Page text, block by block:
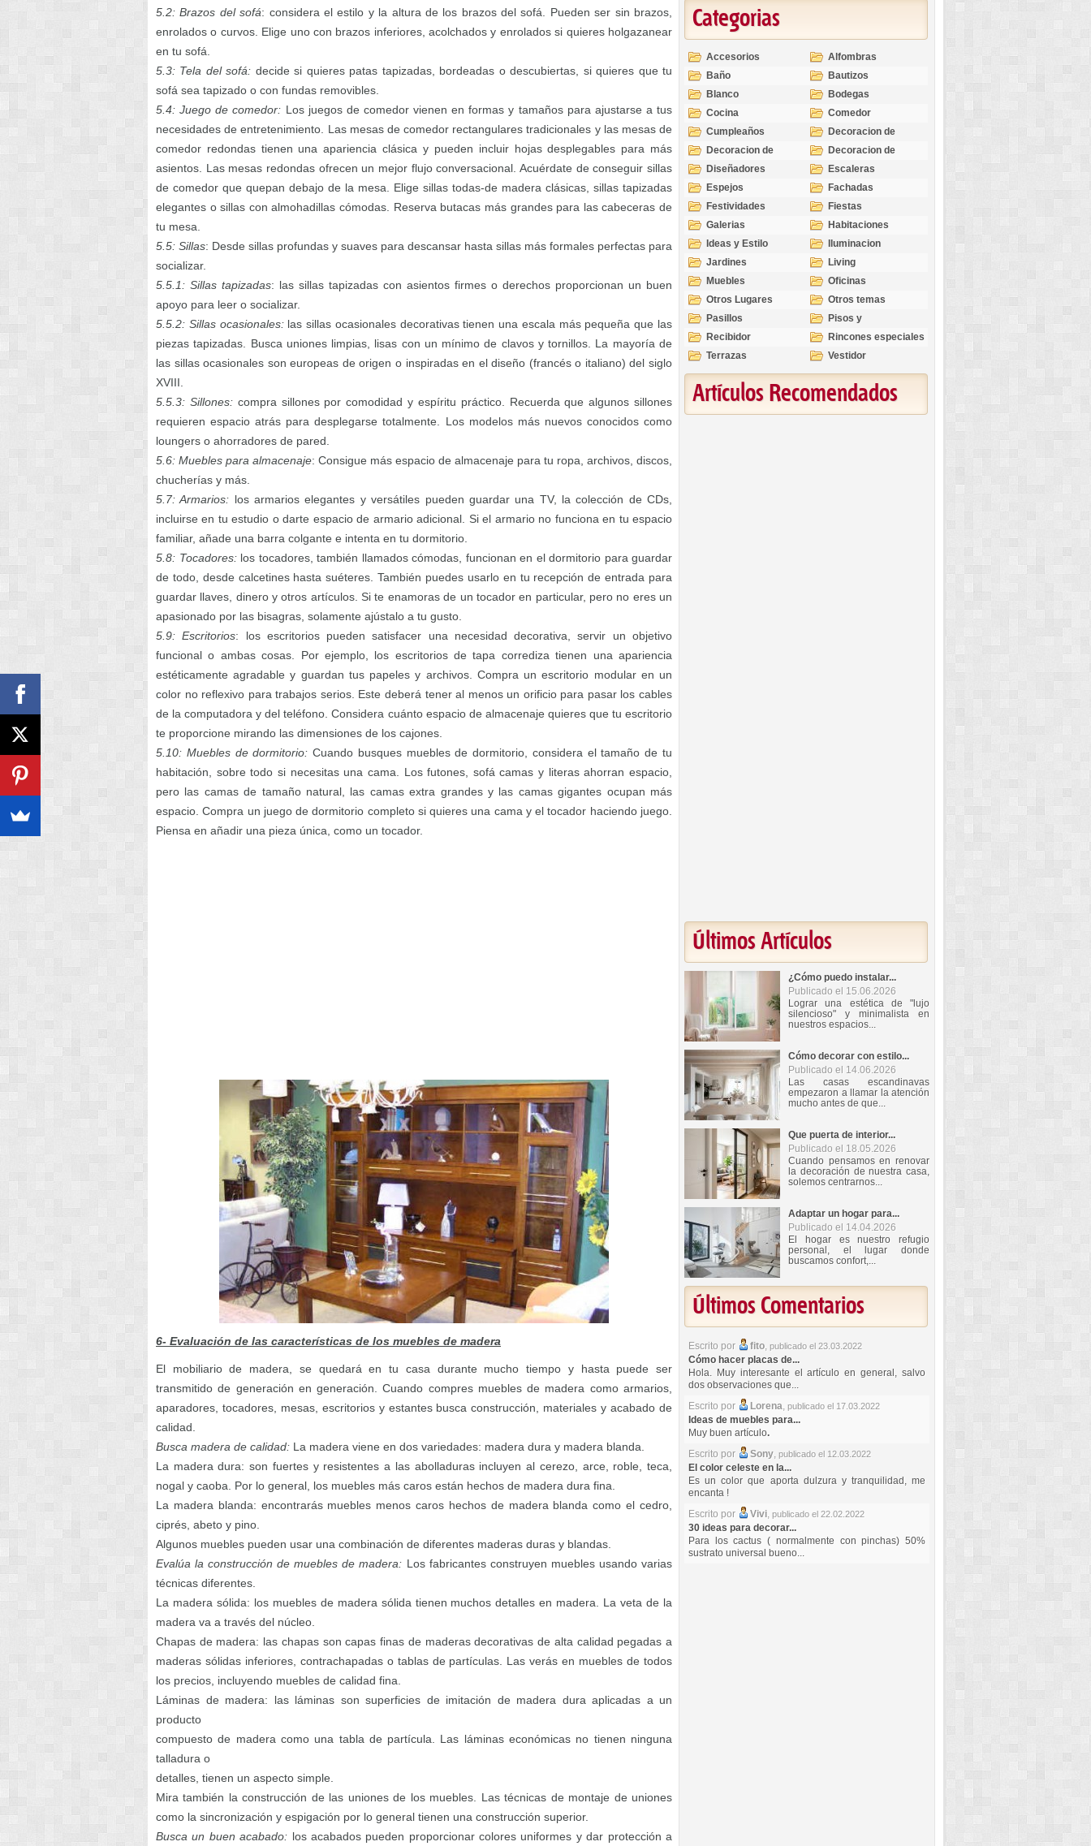
5.2: Brazos del sofá: considera el estilo y la altura de los brazos del sofá. Pueden ser sin brazos,
enrolados o curvos. Elige uno con brazos inferiores, acolchados y enrolados si quieres holgazanear
en tu sofá.
5.3: Tela del sofá: decide si quieres patas tapizadas, bordeadas o descubiertas, si quieres que tu
sofá sea tapizado o con fundas removibles.
5.4: Juego de comedor: Los juegos de comedor vienen en formas y tamaños para ajustarse a tus
necesidades de entretenimiento. Las mesas de comedor rectangulares tradicionales y las mesas de
comedor redondas tienen una apariencia clásica y pueden incluir hojas desplegables para más
asientos. Las mesas redondas ofrecen un mejor flujo conversacional. Acuérdate de conseguir sillas
de comedor que quepan debajo de la mesa. Elige sillas todas-de madera clásicas, sillas tapizadas
elegantes o sillas con almohadillas cómodas. Reserva butacas más grandes para las cabeceras de
tu mesa.
5.5: Sillas: Desde sillas profundas y suaves para descansar hasta sillas más formales perfectas para
socializar.
5.5.1: Sillas tapizadas: las sillas tapizadas con asientos firmes o derechos proporcionan un buen
apoyo para leer o socializar.
5.5.2: Sillas ocasionales:las sillas ocasionales decorativas tienen una escala más pequeña que las
piezas tapizadas. Busca uniones limpias, lisas con un mínimo de clavos y tornillos. La mayoría de
las sillas ocasionales son europeas de origen o inspiradas en el diseño (francés o italiano) del siglo
XVIII.
5.5.3: Sillones:compra sillones por comodidad y espíritu práctico. Recuerda que algunos sillones
requieren espacio atrás para desplegarse totalmente. Los modelos más nuevos conocidos como
loungers o ahorradores de pared.
5.6: Muebles para almacenaje: Consigue más espacio de almacenaje para tu ropa, archivos, discos,
chucherías y más.
5.7: Armarios: los armarios elegantes y versátiles pueden guardar una TV, la colección de CDs,
incluirse en tu estudio o darte espacio de armario adicional. Si el armario no funciona en tu espacio
familiar, añade una barra colgante e intenta en tu dormitorio.
5.8: Tocadores: los tocadores, también llamados cómodas, funcionan en el dormitorio para guardar
de todo, desde calcetines hasta suéteres. También puedes usarlo en tu recepción de entrada para
guardar llaves, dinero y otros artículos. Si te enamoras de un tocador en particular, pero no eres un
apasionado por las bisagras, solamente ajústalo a tu gusto.
5.9: Escritorios: los escritorios pueden satisfacer una necesidad decorativa, servir un objetivo
funcional o ambas cosas. Por ejemplo, los escritorios de tapa corrediza tienen una apariencia
estéticamente agradable y guardan tus papeles y archivos. Compra un escritorio modular en un
color no reflexivo para trabajos serios. Este deberá tener al menos un orificio para pasar los cables
de la computadora y del teléfono. Considera cuánto espacio de almacenaje quieres que tu escritorio
te proporcione mirando las dimensiones de los cajones.
5.10: Muebles de dormitorio: Cuando busques muebles de dormitorio, considera el tamaño de tu
habitación, sobre todo si necesitas una cama. Los futones, sofá camas y literas ahorran espacio,
pero las camas de tamaño natural, las camas extra grandes y las camas gigantes ocupan más
espacio. Compra un juego de dormitorio completo si quieres una cama y el tocador haciendo juego.
Piensa en añadir una pieza única, como un tocador.
6- Evaluación de las características de los muebles de madera
El mobiliario de madera, se quedará en tu casa durante mucho tiempo y hasta puede ser
transmitido de generación en generación. Cuando compres muebles de madera como armarios,
aparadores, tocadores, mesas, escritorios y estantes busca construcción, materiales y acabado de
calidad.
Busca madera de calidad: La madera viene en dos variedades: madera dura y madera blanda.
La madera dura: son fuertes y resistentes a las abolladuras incluyen al cerezo, arce, roble, teca,
nogal y caoba. Por lo general, los muebles más caros están hechos de madera dura fina.
La madera blanda: encontrarás muebles menos caros hechos de madera blanda como el cedro,
ciprés, abeto y pino.
Algunos muebles pueden usar una combinación de diferentes maderas duras y blandas.
Evalúa la construcción de muebles de madera: Los fabricantes construyen muebles usando varias
técnicas diferentes.
La madera sólida: los muebles de madera sólida tienen muchos detalles en madera. La veta de la
madera va a través del núcleo.
Chapas de madera: las chapas son capas finas de maderas decorativas de alta calidad pegadas a
maderas sólidas inferiores, contrachapadas o tablas de partículas. Las verás en muebles de todos
los precios, incluyendo muebles de calidad fina.
Láminas de madera: las láminas son superficies de imitación de madera dura aplicadas a un
producto
compuesto de madera como una tabla de partícula. Las láminas económicas no tienen ninguna
talladura o
detalles, tienen un aspecto simple.
Mira también la construcción de las uniones de los muebles. Las técnicas de montaje de uniones
como la sincronización y espigación por lo general tienen una construcción superior.
Busca un buen acabado: los acabados pueden proporcionar colores uniformes y dar protección a
Categorias
Accesorios
Alfombras
Baño
Bautizos
Blanco
Bodegas
Cocina
Comedor
Cumpleaños
Decoracion de
Exteriores
Decoracion de
Interiores
Decoracion de
Ocasiones
Diseñadores
Escaleras
Espejos
Fachadas
Festividades
Fiestas
Galerias
Habitaciones
Ideas y Estilo
Iluminacion
Jardines
Living
Muebles
Oficinas
Otros Lugares
Otros temas
Pasillos
Pisos y
revestimientos
Recibidor
Rincones especiales
Terrazas
Vestidor
Artículos Recomendados
Últimos Artículos
¿Cómo puedo instalar...
Publicado el 15.06.2026
Lograr una estética de "lujo
silencioso" y minimalista en
nuestros espacios...
Cómo decorar con estilo...
Publicado el 14.06.2026
Las casas escandinavas
empezaron a llamar la atención
mucho antes de que...
Que puerta de interior...
Publicado el 18.05.2026
Cuando pensamos en renovar
la decoración de nuestra casa,
solemos centrarnos...
Adaptar un hogar para...
Publicado el 14.04.2026
El hogar es nuestro refugio
personal, el lugar donde
buscamos confort,...
Últimos Comentarios
Escrito por fito, publicado el 23.03.2022
Cómo hacer placas de...
Hola. Muy interesante el artículo en general, salvo
dos observaciones que...
Escrito por
Lorena, publicado el 17.03.2022
Ideas de muebles para...
Muy buen artículo.
Escrito por
Sony, publicado el 12.03.2022
El color celeste en la...
Es un color que aporta dulzura y tranquilidad, me
encanta !
Escrito por
Vivi, publicado el 22.02.2022
30 ideas para decorar...
Para los cactus ( normalmente con pinchas) 50%
sustrato universal bueno...